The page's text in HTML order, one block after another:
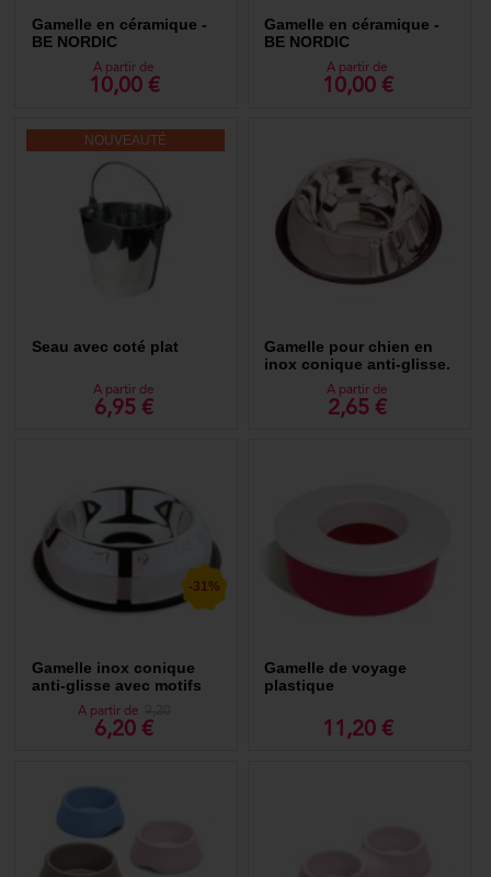
Gamelle en céramique -
BE NORDIC
A partir de
10,00 €
Gamelle en céramique -
BE NORDIC
A partir de
10,00 €
NOUVEAUTÉ
Seau avec coté plat
A partir de
6,95 €
Gamelle pour chien en
inox conique anti-glisse.
A partir de
2,65 €
Gamelle inox conique
anti-glisse avec motifs
pattes / os
-31%
A partir de
6,20 €
Gamelle de voyage
plastique
11,20 €